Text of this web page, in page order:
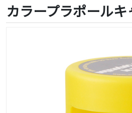
カラープラポール